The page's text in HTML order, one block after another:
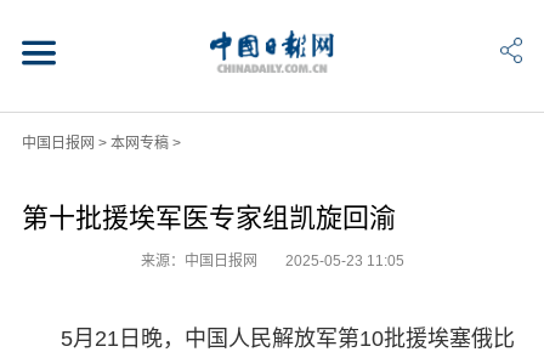
中国日报网 > 本网专稿>
第十批援埃军医专家组凯旋回渝
来源：中国日报网 2025-05-23 11:05
5月21日晚，中国人民解放军第10批援埃塞俄比